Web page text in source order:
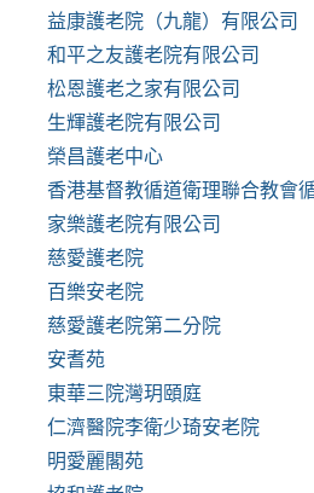
益康護老院（九龍）有限公司
和平之友護老院有限公司
松恩護老之家有限公司
生輝護老院有限公司
榮昌護老中心
香港基督教循道衛理聯合教會
家樂護老院有限公司
慈愛護老院
百樂安老院
慈愛護老院第二分院
安耆苑
東華三院灣玥頤庭
仁濟醫院李衛少琦安老院
明愛麗閣苑